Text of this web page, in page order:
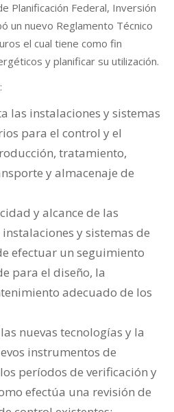
Planificación Federal, Inversión
un nuevo Reglamento Técnico
el cual tiene como fin
y planificar su utilización.
las instalaciones y sistemas
para el control y el
tratamiento,
y almacenaje de
y alcance de las
y sistemas de
efectuar un seguimiento
para el diseño, la
adecuado de los
nuevas tecnologías y la
instrumentos de
períodos de verificación y
efectúa una revisión de